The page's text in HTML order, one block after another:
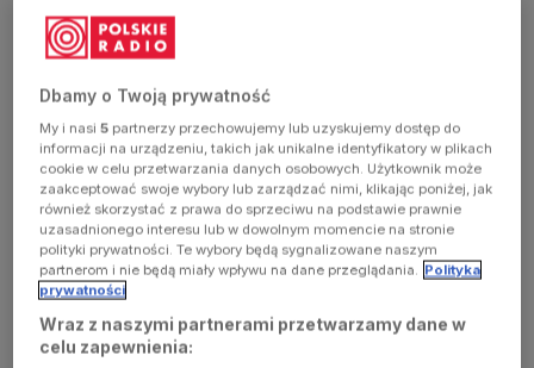
Dbamy o Twoją prywatność
My i nasi5 partnerzy przechowujemy lub uzyskujemy dostęp do
informacji na urządzeniu, takich jak unikalne identyfikatory w plikach
cookie w celu przetwarzania danych osobowych. Użytkownik może
zaakceptować swoje wybory lub zarządzać nimi, klikając poniżej, jak
również skorzystać z prawa do sprzeciwu na podstawie prawnie
uzasadnionego interesu lub w dowolnym momencie na stronie
polityki prywatności. Te wybory będą sygnalizowane naszym
partnerom i nie będą miały wpływu na dane przeglądania. Polityka
prywatności
Wraz z naszymi partnerami przetwarzamy dane w
celu zapewnienia: